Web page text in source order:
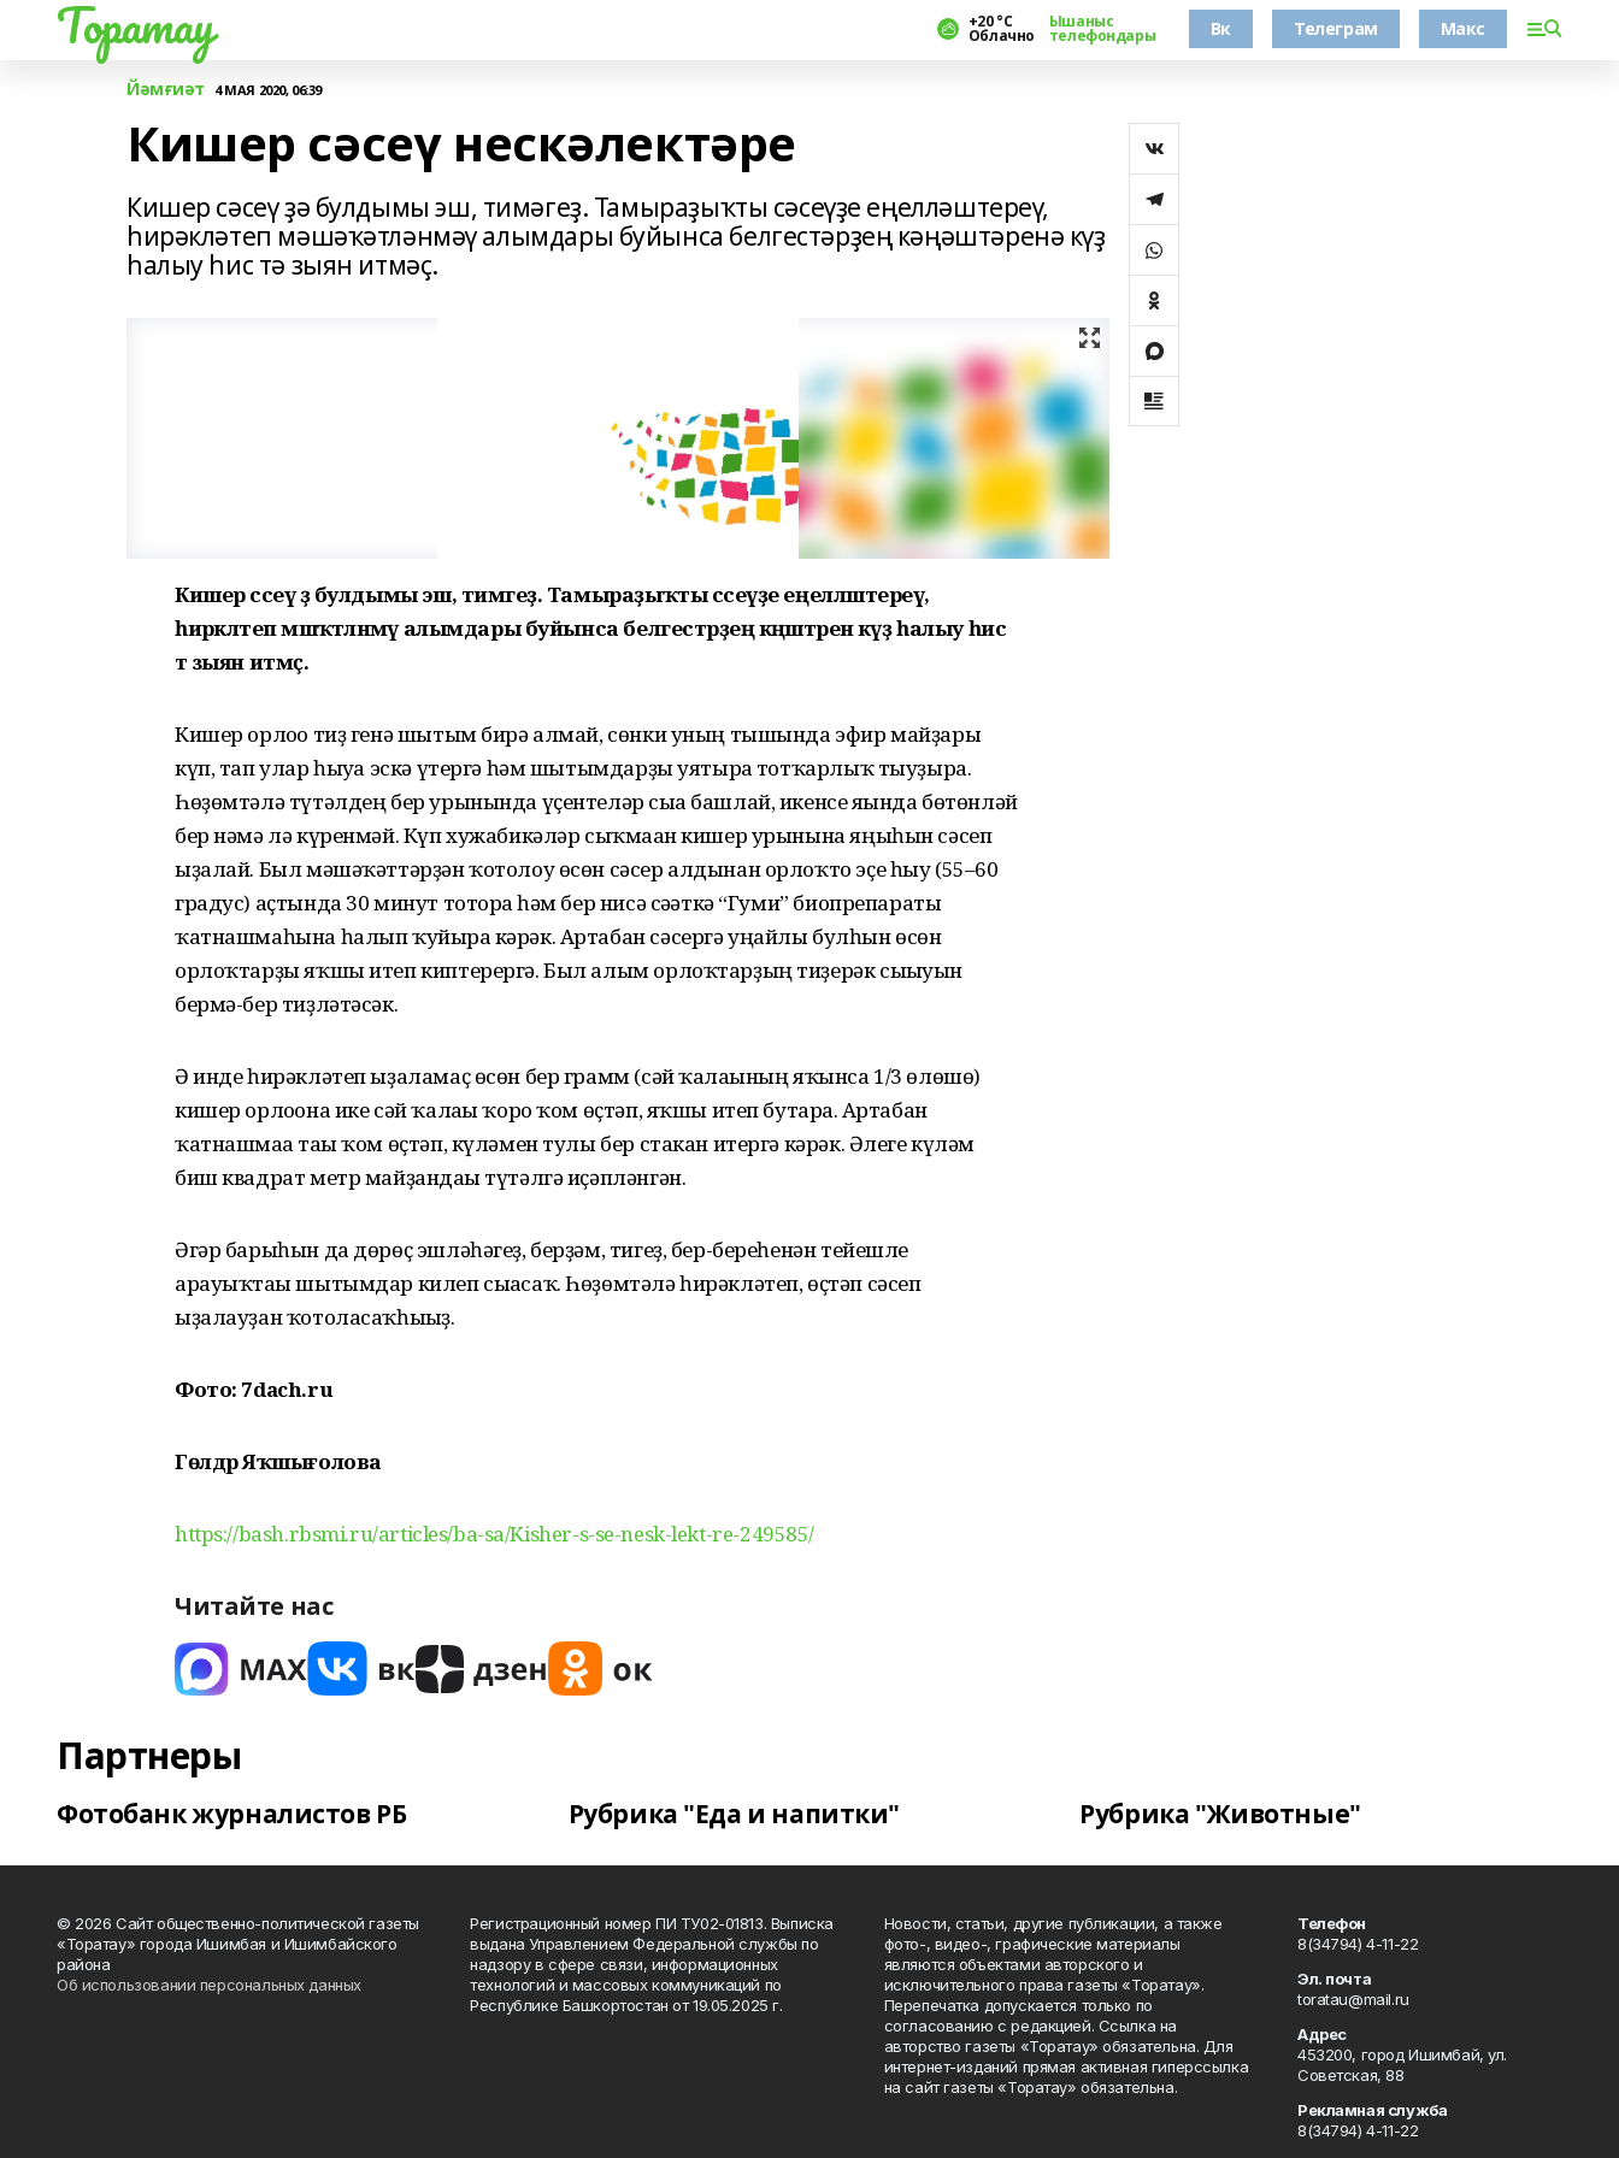
Торатау +20 °С
Облачно
Ышаныс
телефондары Вк Телеграм Макс
Йәмғиәт 4 МАЯ 2020, 06:39
Кишер сәсеү нескәлектәре
Кишер сәсеү ҙә булдымы эш, тимәгеҙ. Тамыраҙыҡты сәсеүҙе еңелләштереү,
һирәкләтеп мәшәҡәтләнмәү алымдары буйынса белгестәрҙең кәңәштәренә күҙ
һалыу һис тә зыян итмәҫ.
Кишер сәсеү ҙә булдымы эш, тимәгеҙ. Тамыраҙыҡты сәсеүҙе еңелләштереү,
һирәкләтеп мәшәҡәтләнмәү алымдары буйынса белгестәрҙең кәңәштәренә күҙ һалыу һис
тә зыян итмәҫ.
Кишер орлоғо тиҙ генә шытым бирә алмай, сөнки уның тышында эфир майҙары
күп, тап улар һыуға эскә үтергә һәм шытымдарҙы уятырға тотҡарлыҡ тыуҙыра.
Һөҙөмтәлә түтәлдең бер урынында үҫентеләр сыға башлай, икенсе яғында бөтөнләй
бер нәмә лә күренмәй. Күп хужабикәләр сыҡмаған кишер урынына яңыһын сәсеп
ыҙалай. Был мәшәҡәттәрҙән ҡотолоу өсөн сәсер алдынан орлоҡто эҫе һыу (55–60
градус) аҫтында 30 минут тоторға һәм бер нисә сәғәткә “Гуми” биопрепараты
ҡатнашмаһына һалып ҡуйырға кәрәк. Артабан сәсергә уңайлы булһын өсөн
орлоҡтарҙы яҡшы итеп киптерергә. Был алым орлоҡтарҙың тиҙерәк сығыуын
бермә-бер тиҙләтәсәк.
Ә инде һирәкләтеп ыҙаламаҫ өсөн бер грамм (сәй ҡалағының яҡынса 1/3 өлөшө)
кишер орлоғона ике сәй ҡалағы ҡоро ҡом өҫтәп, яҡшы итеп бутарға. Артабан
ҡатнашмаға тағы ҡом өҫтәп, күләмен тулы бер стакан итергә кәрәк. Әлеге күләм
биш квадрат метр майҙандағы түтәлгә иҫәпләнгән.
Әгәр барыһын да дөрөҫ эшләһәгеҙ, берҙәм, тигеҙ, бер-береһенән тейешле
арауыҡтағы шытымдар килеп сығасаҡ. Һөҙөмтәлә һирәкләтеп, өҫтәп сәсеп
ыҙалауҙан ҡотоласаҡһығыҙ.
Фото: 7dach.ru
Гөлдәр Яҡшығолова
https://bash.rbsmi.ru/articles/ba-sa/Kisher-s-se-nesk-lekt-re-249585/
Читайте нас
Партнеры
Фотобанк журналистов РБ Рубрика "Еда и напитки" Рубрика "Животные"
© 2026 Сайт общественно-политической газеты
«Торатау» города Ишимбая и Ишимбайского
района
Об использовании персональных данных
Регистрационный номер ПИ ТУ02-01813. Выписка
выдана Управлением Федеральной службы по
надзору в сфере связи, информационных
технологий и массовых коммуникаций по
Республике Башкортостан от 19.05.2025 г.
Новости, статьи, другие публикации, а также
фото-, видео-, графические материалы
являются объектами авторского и
исключительного права газеты «Торатау».
Перепечатка допускается только по
согласованию с редакцией. Ссылка на
авторство газеты «Торатау» обязательна. Для
интернет-изданий прямая активная гиперссылка
на сайт газеты «Торатау» обязательна.
Телефон
8(34794) 4-11-22
Эл. почта
toratau@mail.ru
Адрес
453200, город Ишимбай, ул.
Советская, 88
Рекламная служба
8(34794) 4-11-22